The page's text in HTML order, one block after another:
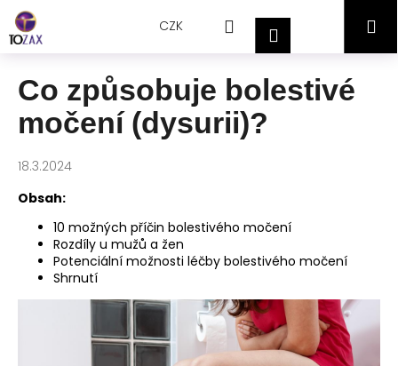
Přejít
obsah
CZK HledatPřihlášeníNákupní
košík
Co způsobuje bolestivé
močení (dysurii)?
18.3.2024
Obsah:
10 možných příčin bolestivého močení
Rozdíly u mužů a žen
Potenciální možnosti léčby bolestivého močení
Shrnutí
o
C
o
o
t
j